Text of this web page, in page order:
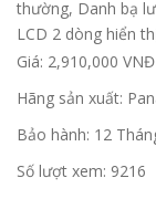
thường, Danh bạ
LCD 2 dòng hiển
Giá: 2,910,000
Hãng sản xuất:
Bảo hành: 12
Số lượt xem: 9216